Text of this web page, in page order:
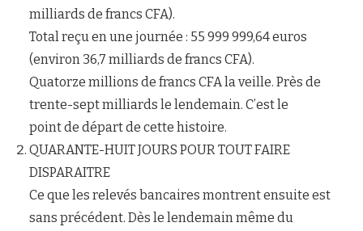
milliards de francs CFA).
Total reçu en une journée : 55 999 999,64 euros
(environ 36,7 milliards de francs CFA).
Quatorze millions de francs CFA la veille. Près de
trente-sept milliards le lendemain. C’est le
point de départ de cette histoire.
QUARANTE-HUIT JOURS POUR TOUT FAIRE
DISPARAITRE
Ce que les relevés bancaires montrent ensuite est
sans précédent. Dès le lendemain même du